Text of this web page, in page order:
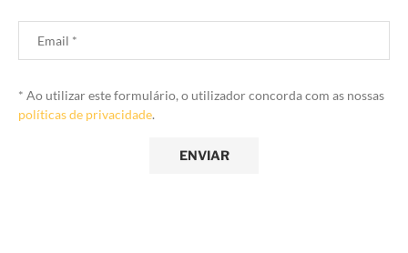
* Ao utilizar este formulário, o utilizador concorda com as nossas
políticas de privacidade.